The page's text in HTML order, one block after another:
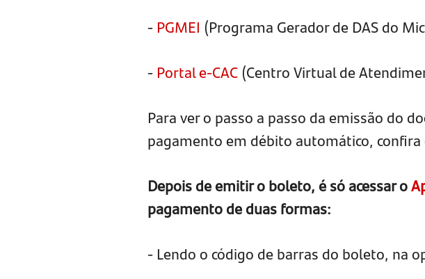
- PGMEI (Programa Gerador de DAS do
- Portal e-CAC (Centro Virtual de
Para ver o passo a passo da emissão do
pagamento em débito automático, confira
Depois de emitir o boleto, é só acessar o
pagamento de duas formas:
- Lendo o código de barras do boleto, na